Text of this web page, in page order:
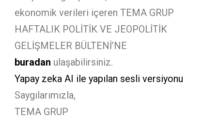
ekonomik verileri içeren TEMA GRUP
HAFTALIK POLİTİK VE JEOPOLİTİK
GELİŞMELER BÜLTENİ’NE
buradan ulaşabilirsiniz.
Yapay zeka AI ile yapılan sesli versiyonu
Saygılarımızla,
TEMA GRUP